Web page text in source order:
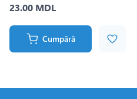
23.00 MDL
Cumpără